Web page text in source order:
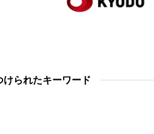
けられたキーワード